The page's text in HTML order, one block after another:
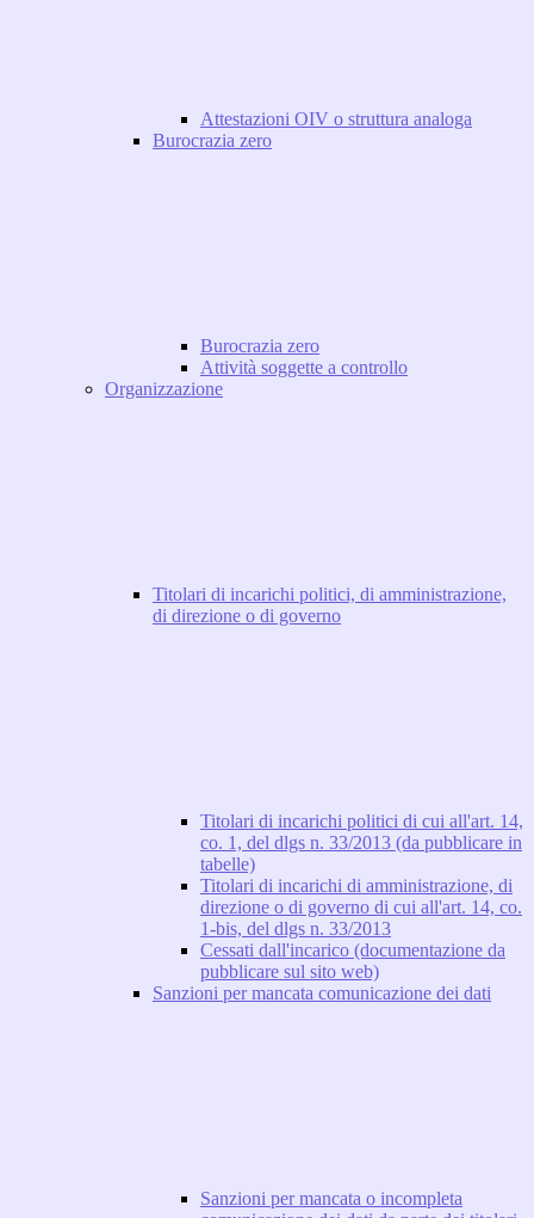
Attestazioni OIV o struttura analoga
Burocrazia zero
Burocrazia zero
Attività soggette a controllo
Organizzazione
Titolari di incarichi politici, di amministrazione,
di direzione o di governo
Titolari di incarichi politici di cui all'art. 14,
co. 1, del dlgs n. 33/2013 (da pubblicare in
tabelle)
Titolari di incarichi di amministrazione, di
direzione o di governo di cui all'art. 14, co.
1-bis, del dlgs n. 33/2013
Cessati dall'incarico (documentazione da
pubblicare sul sito web)
Sanzioni per mancata comunicazione dei dati
Sanzioni per mancata o incompleta